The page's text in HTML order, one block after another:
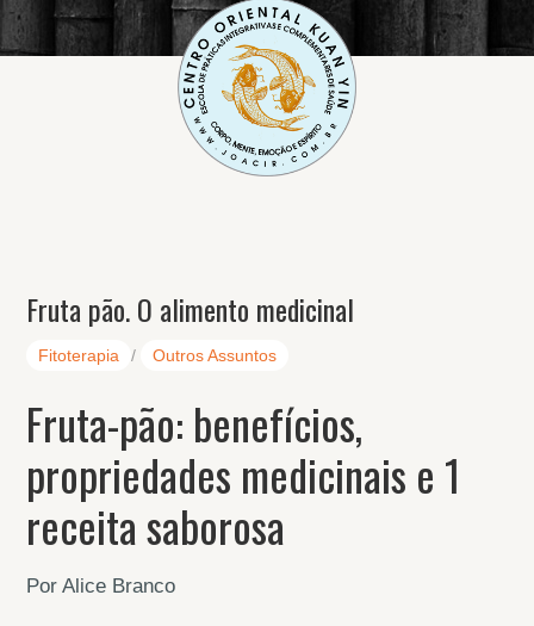
Fruta pão. O alimento medicinal
Fitoterapia / Outros Assuntos
Fruta-pão: benefícios,
propriedades medicinais e 1
receita saborosa
Por Alice Branco